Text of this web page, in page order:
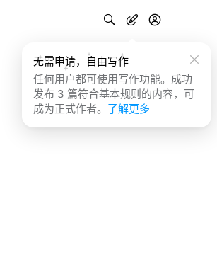
无需申请，自由写作
任何用户都可使用写作功能。成功
发布 3 篇符合基本规则的内容，可
成为正式作者。 了解更多